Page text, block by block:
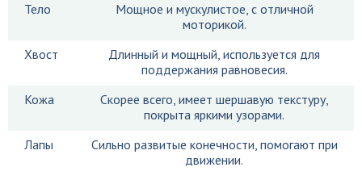
Тело
Мощное и мускулистое, с отличной
моторикой.
Хвост
Длинный и мощный, используется для
поддержания равновесия.
Кожа
Скорее всего, имеет шершавую текстуру,
покрыта яркими узорами.
Лапы
Сильно развитые конечности, помогают при
движении.